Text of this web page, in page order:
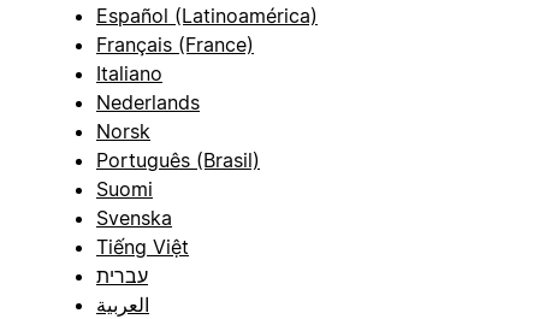
Español (Latinoamérica)
Français (France)
Italiano
Nederlands
Norsk
Português (Brasil)
Suomi
Svenska
Tiếng Việt
עברית
العربية